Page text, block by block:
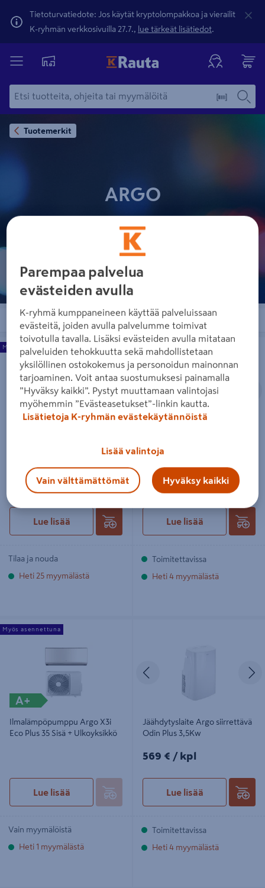
Tietoturvatiedote: Jos käytät kryptolompakkoa ja vierailit
K-ryhmän verkkosivuilla 27.7., lue tärkeät lisätiedot.
Tuotemerkit
ARGO
Järjestä Suodattimet
Jäähdytyslaite Split Argo R32
Climadesign 12 sisä + ulkoyksikkö
A++
695€/kpl
695 € / kpl
Lue lisää
Myös asennettuna
Tilaa ja nouda
Heti 25 myymälästä
Jäähdytyslaite Argo siirrettävä Iside
Art 2,6Kw
Edellinen
Iside Art 2,6Kw
369€/kpl
369 € / kpl
Lue lisää
Toimitettavissa
Heti 4 myymälästä
Ilmalämpöpumppu Argo X3i Eco
Plus 35 Sisä + Ulkoyksikkö
A+
Ilmalämpöpumppu Argo X3i
Eco Plus 35 Sisä + Ulkoyksikkö
Lue lisää
Myös asennettuna
Vain myymälöistä
Heti 1 myymälästä
Jäähdytyslaite Argo siirrettävä
Odin Plus 3,5Kw
569€/kpl
569 € / kpl
Lue lisää
Toimitettavissa
Heti 4 myymälästä
Parempaa palvelua
evästeiden avulla
K-ryhmä kumppaneineen käyttää palveluissaan
evästeitä, joiden avulla palvelumme toimivat
toivotulla tavalla. Lisäksi evästeiden avulla mitataan
palveluiden tehokkuutta sekä mahdollistetaan
yksilöllinen ostokokemus ja personoidun mainonnan
tarjoaminen. Voit antaa suostumuksesi painamalla
”Hyväksy kaikki”. Pystyt muuttamaan valintojasi
myöhemmin ”Evästeasetukset”-linkin kautta.
Lisätietoja K-ryhmän evästekäytännöistä
Lisää valintoja
Vain välttämättömät Hyväksy kaikki